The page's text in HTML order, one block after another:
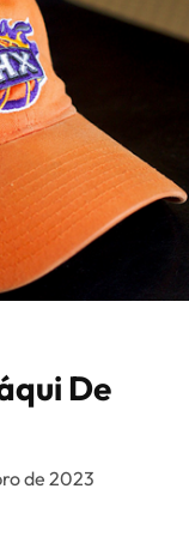
De
de 2023